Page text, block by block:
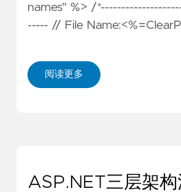
names" %> /
----- // File
阅读更多
ASP.NET三层架构